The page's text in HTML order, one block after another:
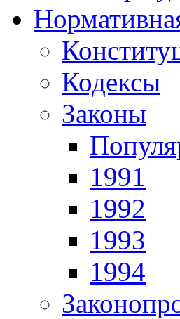
Кодексы
Законы
1991
1992
1993
1994